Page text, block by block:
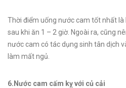
Thời điểm uống nước cam tốt nhất
sau khi ăn 1 – 2 giờ. Ngoài ra, cũng
nước cam có tác dụng sinh tân dịch
làm mất ngủ.
6.Nước cam cấm kỵ với củ cải